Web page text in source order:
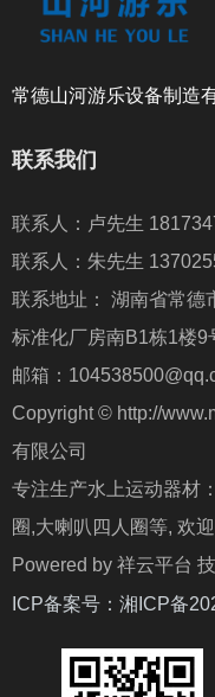
常德山河游乐设备制造
联系我们
联系人：卢先生
联系人：朱先生
联系地址： 湖南省常德
标准化厂房南B1栋1楼9
邮箱：
Copyright © http://
有限公司
专注生产水上运动器材
圈,大喇叭四人圈等, 欢
ICP备案号： 湘ICP备